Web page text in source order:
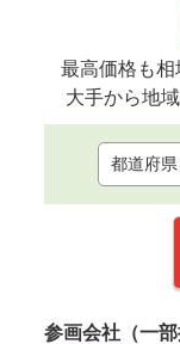
最高価格も相
大手から地
参画会社（一部